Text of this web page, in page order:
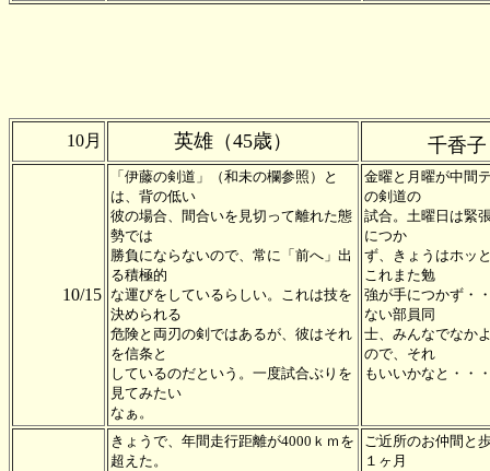
10月 英雄（45歳） 千香
10/15
「伊藤の剣道」（和未の欄参照）と
は、背の低い
彼の場合、間合いを見切って離れた態
勢では
勝負にならないので、常に「前へ」出
る積極的
な運びをしているらしい。これは技を
決められる
危険と両刃の剣ではあるが、彼はそれ
を信条と
しているのだという。一度試合ぶりを
見てみたい
なぁ。
金曜と月曜が中間
の剣道の
試合。土曜日は緊
につか
ず、きょうはホッ
これまた勉
強が手につかず・
ない部員同
士、みんなでなか
ので、それ
もいいかなと・・
きょうで、年間走行距離が4000ｋｍを
超えた。
ご近所のお仲間と
１ヶ月